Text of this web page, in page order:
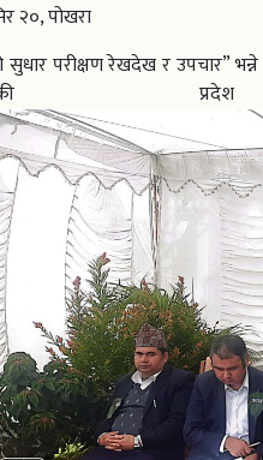
२०, पोखरा
सुधार परीक्षण रेखदेख र उपचार”